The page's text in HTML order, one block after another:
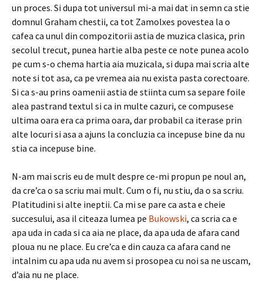
un proces. Si dupa tot universul mi-a mai dat in semn ca stie
domnul Graham chestii, ca tot Zamolxes povestea la o
cafea ca unul din compozitorii astia de muzica clasica, prin
secolul trecut, punea hartie alba peste ce note punea acolo
pe cum s-o chema hartia aia muzicala, si dupa mai scria alte
note si tot asa, ca pe vremea aia nu exista pasta corectoare.
Si ca s-au prins oamenii astia de stiinta cum sa separe foile
alea pastrand textul si ca in multe cazuri, ce compusese
ultima oara era ca prima oara, dar probabil ca iterase prin
alte locuri si asa a ajuns la concluzia ca incepuse bine da nu
stia ca incepuse bine.
N-am mai scris eu de mult despre ce-mi propun pe noul an,
da cre’ca o sa scriu mai mult. Cum o fi, nu stiu, da o sa scriu.
Platitudini si alte ineptii. Ca mi se pare ca asta e cheie
succesului, asa il citeaza lumea pe Bukowski, ca scria ca e
apa uda in cada si ca aia ne place, da apa uda de afara cand
ploua nu ne place. Eu cre’ca e din cauza ca afara cand ne
intalnim cu apa uda nu avem si prosopea cu noi sa ne uscam,
d’aia nu ne place.